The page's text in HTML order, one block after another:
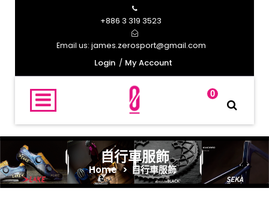
+886 3 319 3523
Email us: james.zerosport@gmail.com
Login
My Account
0
自行車服飾
Home > 自行車服飾